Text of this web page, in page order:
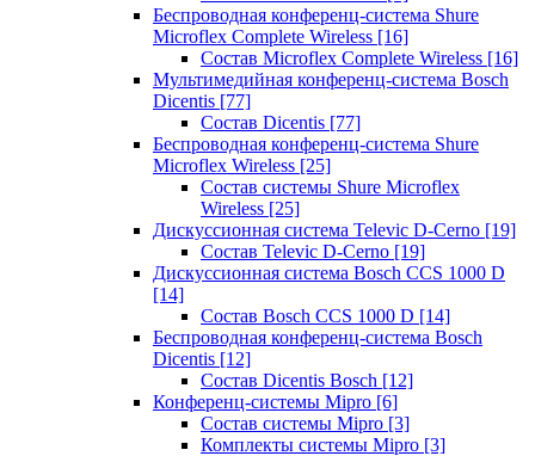
Беспроводная конференц-система Shure
Microflex Complete Wireless [16]
Состав Microflex Complete Wireless [16]
Мультимедийная конференц-система Bosch
Dicentis [77]
Состав Dicentis [77]
Беспроводная конференц-система Shure
Microflex Wireless [25]
Состав системы Shure Microflex
Wireless [25]
Дискуссионная система Televic D-Cerno [19]
Состав Televic D-Cerno [19]
Дискуссионная система Bosch CCS 1000 D
[14]
Состав Bosch CCS 1000 D [14]
Беспроводная конференц-система Bosch
Dicentis [12]
Состав Dicentis Bosch [12]
Конференц-системы Mipro [6]
Состав системы Mipro [3]
Комплекты системы Mipro [3]